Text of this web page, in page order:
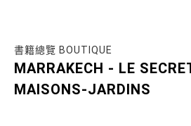
書籍總覽 BOUTIQUE
MARRAKECH - LE
MAISONS-JARDINS